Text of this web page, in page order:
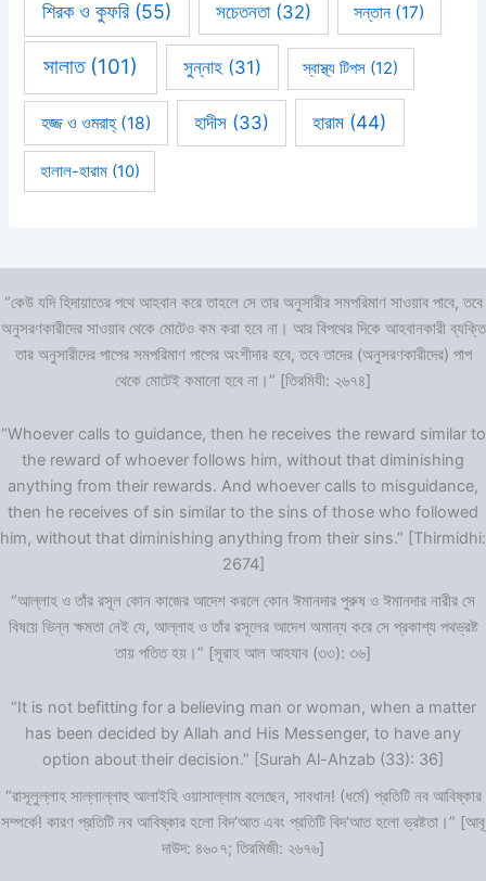
শিরক ও কুফরি(55) সচেতনতা(32) সন্তান(17)
সালাত(101) সুন্নাহ (31) স্বাস্থ্য টিপস (12)
হজ্জ ও ওমরাহ্‌(18) হাদীস(33) হারাম (44)
হালাল-হারাম(10)
“কেউ যদি হিদায়াতের পথে আহবান করে তাহলে সে তার অনুসারীর সমপরিমাণ সাওয়াব পাবে, তবে
অনুসরণকারীদের সাওয়াব থেকে মোটেও কম করা হবে না। আর বিপথের দিকে আহবানকারী ব্যক্তি
তার অনুসারীদের পাপের সমপরিমাণ পাপের অংশীদার হবে, তবে তাদের (অনুসরণকারীদের) পাপ
থেকে মোটেই কমানো হবে না।” [তিরমিযী: ২৬৭৪]
“Whoever calls to guidance, then he receives the reward similar to
the reward of whoever follows him, without that diminishing
anything from their rewards. And whoever calls to misguidance,
then he receives of sin similar to the sins of those who followed
him, without that diminishing anything from their sins.” [Thirmidhi:
2674]
“আল্লাহ ও তাঁর রসূল কোন কাজের আদেশ করলে কোন ঈমানদার পুরুষ ও ঈমানদার নারীর সে
বিষয়ে ভিন্ন ক্ষমতা নেই যে, আল্লাহ ও তাঁর রসূলের আদেশ অমান্য করে সে প্রকাশ্য পথভ্রষ্ট
তায় পতিত হয়।” [সূরাহ আল আহযাব (৩৩): ৩৬]
“It is not befitting for a believing man or woman, when a matter
has been decided by Allah and His Messenger, to have any
option about their decision.” [Surah Al-Ahzab (33): 36]
“রাসূলুল্লাহ সাল্লাল্লাহু আলাইহি ওয়াসাল্লাম বলেছেন, সাবধান! (ধর্মে) প্রতিটি নব আবিষ্কার
সম্পর্কে! কারণ প্রতিটি নব আবিষ্কার হলো বিদ‘আত এবং প্রতিটি বিদ‘আত হলো ভ্রষ্টতা।” [আবূ
দাউদ: ৪৬০৭; তিরমিজী: ২৬৭৬]